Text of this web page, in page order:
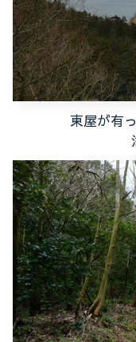
東屋が有